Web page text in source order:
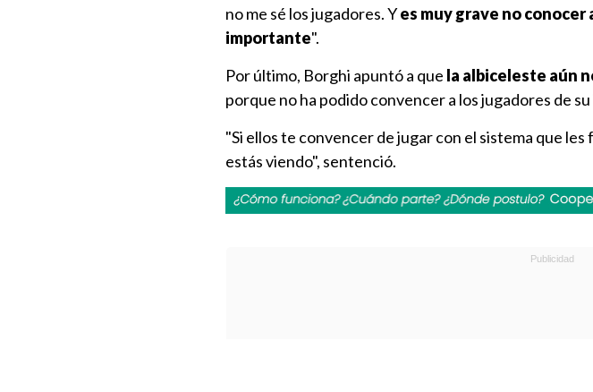
no me sé los jugadores. Yes muy grave no
importante".
Por último, Borghi apuntó a que la albiceleste aún
porque no ha podido convencer a los jugadores de su
"Si ellos te convencer de jugar con el sistema que
estás viendo", sentenció.